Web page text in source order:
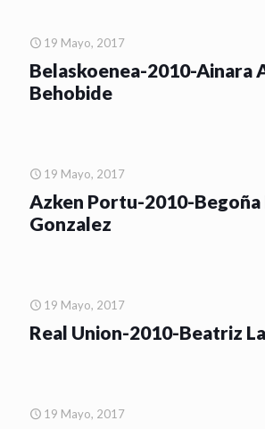
19 Mayo, 2017
Belaskoenea-2010-Ainara
Behobide
19 Mayo, 2017
Azken Portu-2010-
Gonzalez
19 Mayo, 2017
Real Union-2010-Beatriz
19 Mayo, 2017